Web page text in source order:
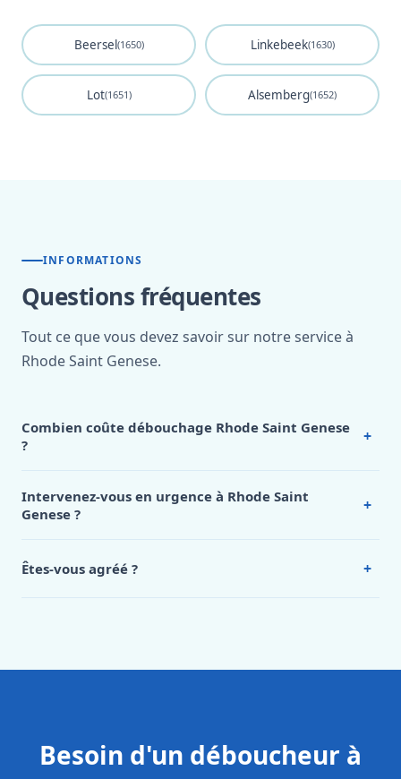
Beersel(1650) Linkebeek(1630)
Lot(1651) Alsemberg(1652)
INFORMATIONS
Questions fréquentes
Tout ce que vous devez savoir sur notre service à
Rhode Saint Genese.
Combien coûte débouchage Rhode Saint Genese
?
+
Saint Genese, appelez le 0472 53 24 26.
Intervenez-vous en urgence à Rhode Saint
Genese ?
+
Êtes-vous agréé ? +
Besoin d'un déboucheur à